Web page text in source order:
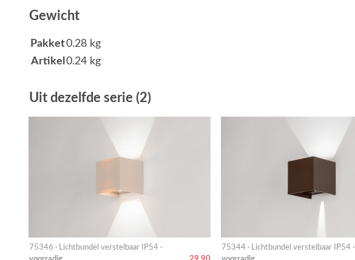
Gewicht
Pakket0.28 kg
Artikel 0.24 kg
Uit dezelfde serie (2)
75346 · Lichtbundel verstelbaar IP54 ·
75344 · Lichtbundel verstelbaar IP54 ·